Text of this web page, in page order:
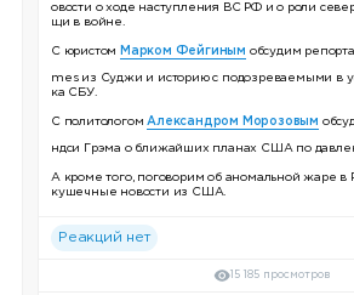
овости о ходе наступления ВС РФ и о роли
щи в войне.
С юристом Марком Фейгиным обсудим
mes из Суджи и историю с подозреваемыми в
ка СБУ.
С политологомАлександром Морозовым
ндси Грэма о ближайших планах США по
А кроме того, поговорим об аномальной жаре в
кушечные новости из США.
Реакций нет
15 185 просмотров